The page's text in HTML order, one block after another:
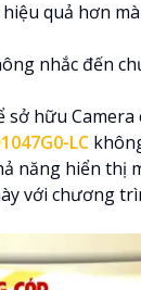
quả hơn
nhắc đến
sở hữu
LC
năng hiển thị
với chương